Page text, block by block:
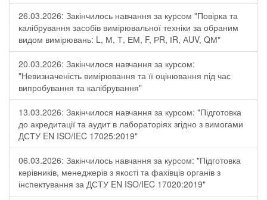
26.03.2026: Закінчилось навчання за курсом "Повірка та
калібрування засобів вимірювальної техніки за обраним
видом вимірювань: L, М, Т, ЕМ, F, РR, ІR, АUV, QМ"
20.03.2026: Закінчилося навчання за курсом:
"Невизначеність вимірювання та її оцінювання під час
випробування та калібрування"
13.03.2026: Закінчилося навчання за курсом: "Підготовка
до акредитації та аудит в лабораторіях згідно з вимогами
ДСТУ EN ISO/IEC 17025:2019"
06.03.2026: Закінчилось навчання за курсом: "Підготовка
керівників, менеджерів з якості та фахівців органів з
інспектування за ДСТУ EN ISO/IEC 17020:2019"